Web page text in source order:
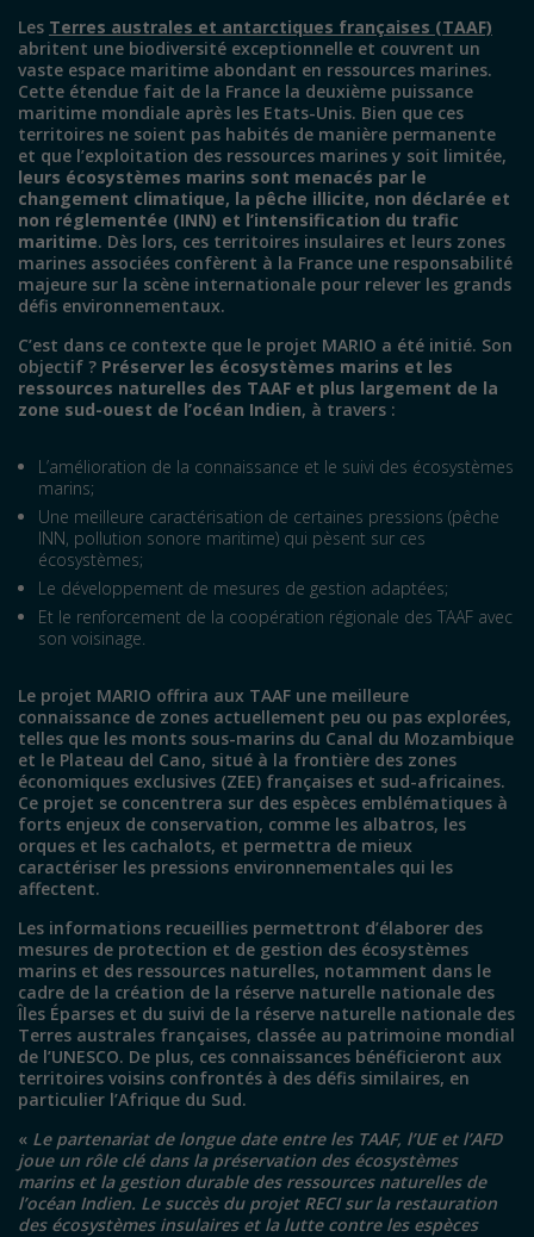
Les Terres australes et antarctiques françaises (TAAF)
abritent une biodiversité exceptionnelle et couvrent un
vaste espace maritime abondant en ressources marines.
Cette étendue fait de la France la deuxième puissance
maritime mondiale après les Etats-Unis. Bien que ces
territoires ne soient pas habités de manière permanente
et que l’exploitation des ressources marines y soit limitée,
leurs écosystèmes marins sont menacés par le
changement climatique, la pêche illicite, non déclarée et
non réglementée (INN) et l’intensification du trafic
maritime. Dès lors, ces territoires insulaires et leurs zones
marines associées confèrent à la France une responsabilité
majeure sur la scène internationale pour relever les grands
défis environnementaux.
C’est dans ce contexte que le projet MARIO a été initié. Son
objectif ? Préserver les écosystèmes marins et les
ressources naturelles des TAAF et plus largement de la
zone sud-ouest de l’océan Indien, à travers :
L’amélioration de la connaissance et le suivi des écosystèmes
marins;
Une meilleure caractérisation de certaines pressions (pêche
INN, pollution sonore maritime) qui pèsent sur ces
écosystèmes;
Le développement de mesures de gestion adaptées;
Et le renforcement de la coopération régionale des TAAF avec
son voisinage.
Le projet MARIO offrira aux TAAF une meilleure
connaissance de zones actuellement peu ou pas explorées,
telles que les monts sous-marins du Canal du Mozambique
et le Plateau del Cano, situé à la frontière des zones
économiques exclusives (ZEE) françaises et sud-africaines.
Ce projet se concentrera sur des espèces emblématiques à
forts enjeux de conservation, comme les albatros, les
orques et les cachalots, et permettra de mieux
caractériser les pressions environnementales qui les
affectent.
Les informations recueillies permettront d’élaborer des
mesures de protection et de gestion des écosystèmes
marins et des ressources naturelles, notamment dans le
cadre de la création de la réserve naturelle nationale des
Îles Éparses et du suivi de la réserve naturelle nationale des
Terres australes françaises, classée au patrimoine mondial
de l’UNESCO. De plus, ces connaissances bénéficieront aux
territoires voisins confrontés à des défis similaires, en
particulier l’Afrique du Sud.
« Le partenariat de longue date entre les TAAF, l’UE et l’AFD
joue un rôle clé dans la préservation des écosystèmes
marins et la gestion durable des ressources naturelles de
l’océan Indien. Le succès du projet RECI sur la restauration
des écosystèmes insulaires et la lutte contre les espèces